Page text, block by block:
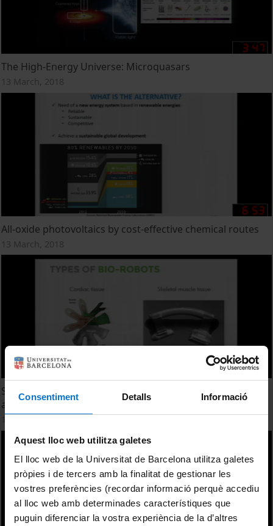
Consentiment Detalls Informació
Aquest lloc web utilitza galetes
El lloc web de la Universitat de Barcelona utilitza galetes
pròpies i de tercers amb la finalitat de gestionar les
vostres preferències (recordar informació perquè accediu
al lloc web amb determinades característiques que
puguin diferenciar la vostra experiència de la d’altres
The High-Energy Universe: Microquasars
13 March, 2018
All-oxide photovoltaics by cost-effective chemical routes
13 March, 2018
Soft hybrid bio-robots: at the interface between biology
and robotics